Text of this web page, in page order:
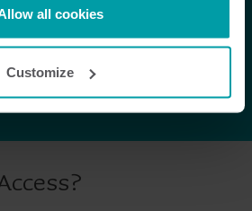
of third-party cookies. A third-party
other than us, such as
or withdraw your consent
all cookies
Customize